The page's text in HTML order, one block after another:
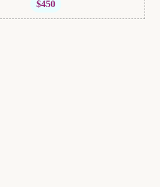
$450